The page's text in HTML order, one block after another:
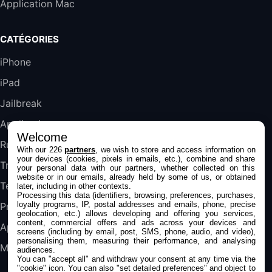
289,47€
Galaxy S25 FE 6,7\" 5G Nano SIM 128 Go
Blanc
Jeu FIFA 20 sur PC (code à télécharger)
45,98€57,99€Rue Du Commerce (Vendeur Tiers)
Application Mac
CATÉGORIES
iPhone
iPad
Jailbreak
Applications
Rumeurs
Trucs & astuces
Tests
Promos
Apple
Mac
Welcome
With our 226partners , we wish to store and access information on
your devices (cookies, pixels in emails, etc.), combine and share
your personal data with our partners, whether collected on this
website or in our emails, already held by some of us, or obtained
later, including in other contexts.
Processing this data (identifiers, browsing, preferences, purchases,
loyalty programs, IP, postal addresses and emails, phone, precise
geolocation, etc.) allows developing and offering you services,
content, commercial offers and ads across your devices and
screens (including by email, post, SMS, phone, audio, and video),
personalising them, measuring their performance, and analysing
audiences.
You can "accept all" and withdraw your consent at any time via the
"cookie" icon. You can also "set detailed preferences" and object to